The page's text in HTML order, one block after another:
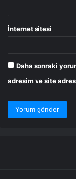
İnternet sitesi
Daha sonraki
adresim ve site